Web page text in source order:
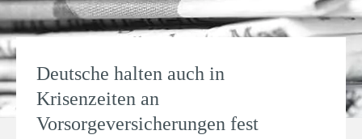
Deutsche halten auch in
Krisenzeiten an
Vorsorgeversicherungen fest